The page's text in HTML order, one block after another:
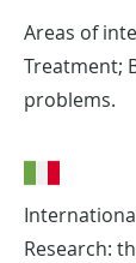
Areas of
Treatment;
problems.
Research: